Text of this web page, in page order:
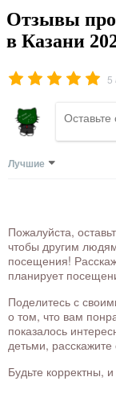
Отзывы про
в Казани
5
Лучшие
Пожалуйста,
чтобы другим
посещения!
планирует
Поделитесь с
о том, что вам
показалось
детьми,
Будьте корректны,